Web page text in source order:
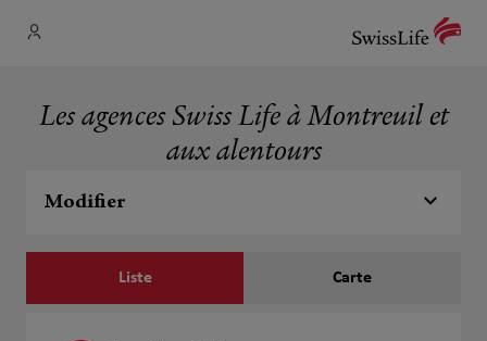
Les agences Swiss Life à Montreuil et
aux alentours
Modifier
Liste Carte